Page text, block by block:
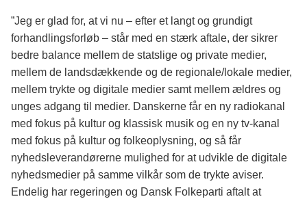
”Jeg er glad for, at vi nu – efter et langt og grundigt
forhandlingsforløb – står med en stærk aftale, der sikrer
bedre balance mellem de statslige og private medier,
mellem de landsdækkende og de regionale/lokale medier,
mellem trykte og digitale medier samt mellem ældres og
unges adgang til medier. Danskerne får en ny radiokanal
med fokus på kultur og klassisk musik og en ny tv-kanal
med fokus på kultur og folkeoplysning, og så får
nyhedsleverandørerne mulighed for at udvikle de digitale
nyhedsmedier på samme vilkår som de trykte aviser.
Endelig har regeringen og Dansk Folkeparti aftalt at